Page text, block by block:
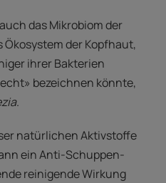
das Mikrobiom der
der Kopfhaut,
ihrer Bakterien
bezeichnen könnte,
.
natürlichen Aktivstoffe
ein Anti-Schuppen-
reinigende Wirkung